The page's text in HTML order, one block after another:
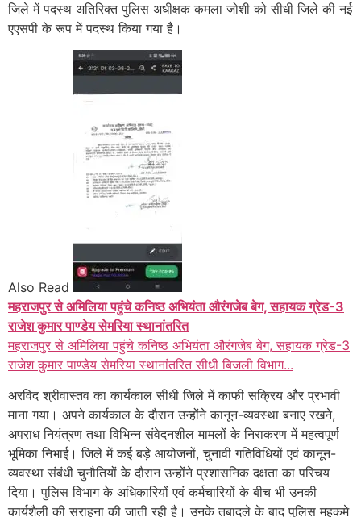
जिले में पदस्थ अतिरिक्त पुलिस अधीक्षक कमला जोशी को सीधी जिले की नई
एएसपी के रूप में पदस्थ किया गया है।
Also Read
महराजपुर से अमिलिया पहुंचे कनिष्ठ अभियंता औरंगजेब बेग, सहायक ग्रेड-3
राजेश कुमार पाण्डेय सेमरिया स्थानांतरित
महराजपुर से अमिलिया पहुंचे कनिष्ठ अभियंता औरंगजेब बेग, सहायक ग्रेड-3
राजेश कुमार पाण्डेय सेमरिया स्थानांतरित सीधी बिजली विभाग...
अरविंद श्रीवास्तव का कार्यकाल सीधी जिले में काफी सक्रिय और प्रभावी
माना गया। अपने कार्यकाल के दौरान उन्होंने कानून-व्यवस्था बनाए रखने,
अपराध नियंत्रण तथा विभिन्न संवेदनशील मामलों के निराकरण में महत्वपूर्ण
भूमिका निभाई। जिले में कई बड़े आयोजनों, चुनावी गतिविधियों एवं कानून-
व्यवस्था संबंधी चुनौतियों के दौरान उन्होंने प्रशासनिक दक्षता का परिचय
दिया। पुलिस विभाग के अधिकारियों एवं कर्मचारियों के बीच भी उनकी
कार्यशैली की सराहना की जाती रही है। उनके तबादले के बाद पुलिस महकमे